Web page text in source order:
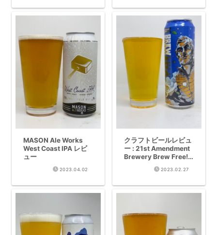
MASON Ale Works
West Coast IPA レビ
ュー
2023.04.02
クラフトビールレビュ
ー : 21st Amendment
Brewery Brew Free!
Or Die Cold IPA
2023.02.27